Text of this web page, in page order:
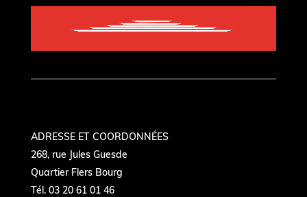
ADRESSE ET COORDONNÉES
268, rue Jules Guesde
Quartier Flers Bourg
Tél. 03 20 61 01 46